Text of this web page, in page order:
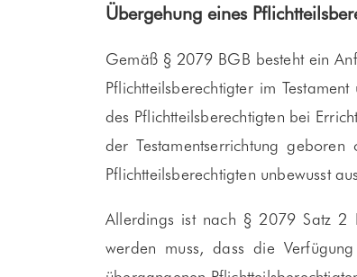
Übergehung eines
Gemäß § 2079 BGB besteht ein
Pflichtteilsberechtigter im
des Pflichtteilsberechtigten bei
der Testamentserrichtung
Pflichtteilsberechtigten unbewusst
Allerdings ist nach § 2079 Satz 2
werden muss, dass die